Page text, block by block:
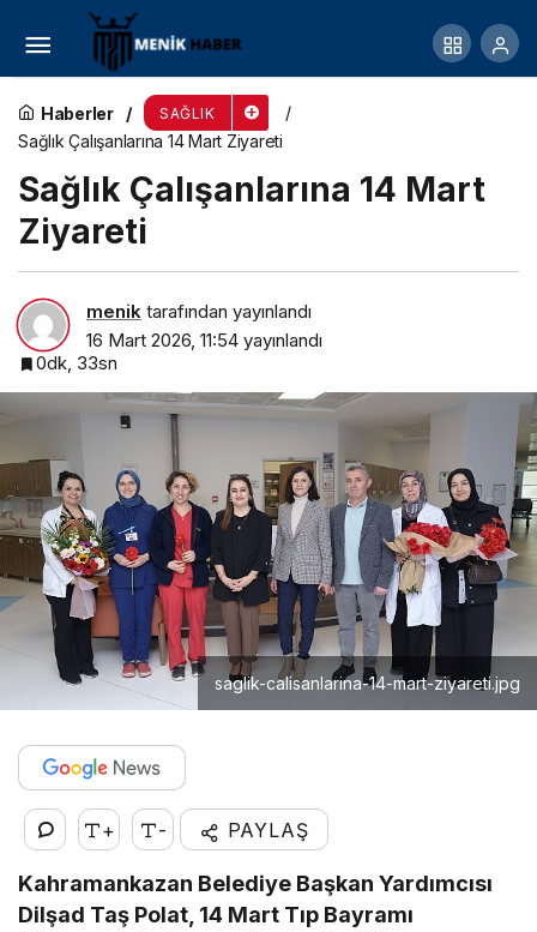
Haberler SAĞLIK
Sağlık Çalışanlarına 14 Mart Ziyareti
Sağlık Çalışanlarına 14 Mart
Ziyareti
menik tarafından yayınlandı
16 Mart 2026, 11:54 yayınlandı
0dk, 33sn
saglik-calisanlarina-14-mart-ziyareti.jpg
+ - PAYLAŞ
Kahramankazan Belediye Başkan Yardımcısı
Dilşad Taş Polat, 14 Mart Tıp Bayramı
Trabzon Şehir Hastanesi Yüksek Kapasiteli
Soğutma Sistemi İçin Form Endüstri Ürünleri’ni